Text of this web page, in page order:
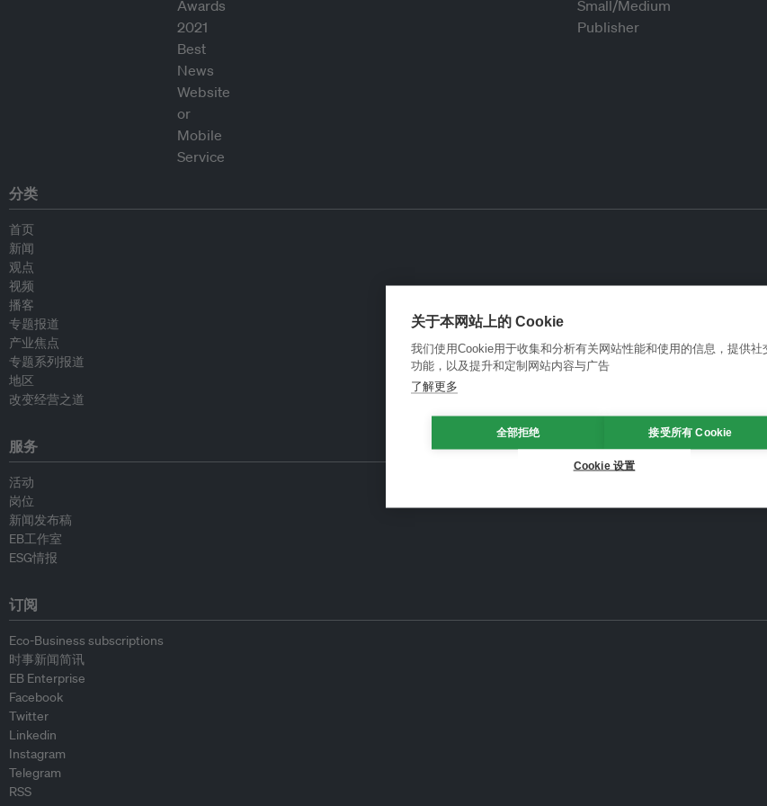
分类
首页
新闻
观点
视频
播客
专题报道
产业焦点
专题系列报道
地区
改变经营之道
服务
活动
岗位
新闻发布稿
EB工作室
ESG情报
订阅
Eco-Business subscriptions
时事新闻简讯
EB Enterprise
Facebook
Twitter
Linkedin
Instagram
Telegram
RSS
关于本网站上的 Cookie
我们使用Cookie用于收集和分析有关网站性能和使用的信息，提供社
功能，以及提升和定制网站内容与广告
了解更多
全部拒绝 接受所有 Cookie
Cookie 设置